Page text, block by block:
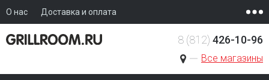
О нас Доставка и оплата
Все магазины
8 (812) 426-10-96